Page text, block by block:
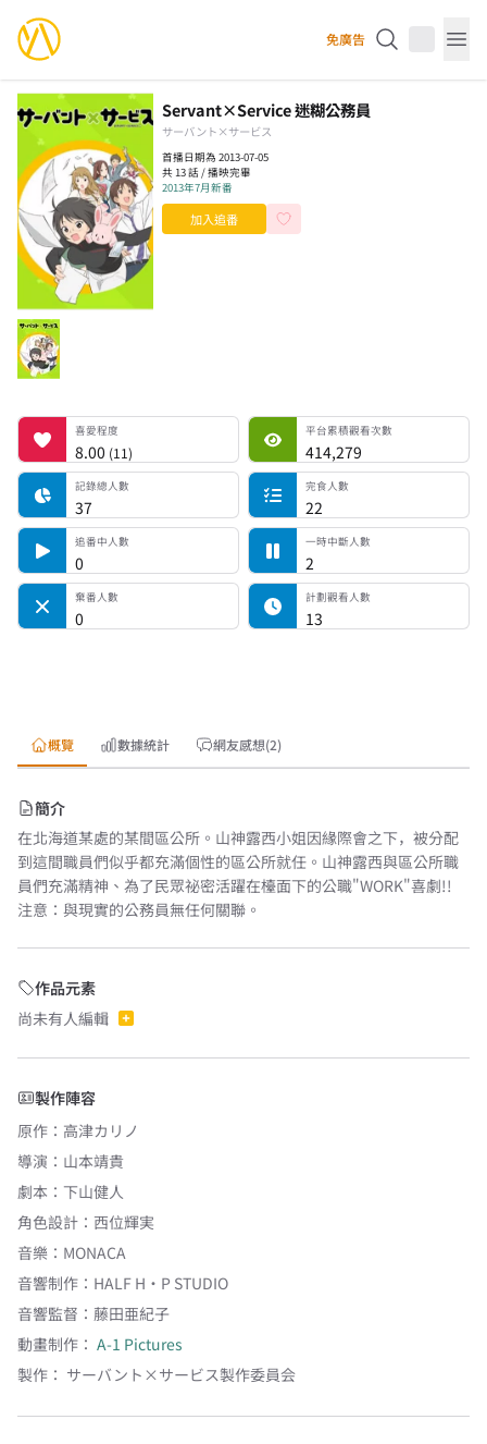
YourAnimes 你的動畫 免廣告
Servant×Service 迷糊公務員
サーバント×サービス
首播日期為 2013-07-05
共 13 話 / 播映完畢
2013年7月新番
加入追番
喜愛程度喜愛程度
8.00 (11)
平台累積觀看次數 平台累積觀看次數
414,279
記錄總人數
記錄總人數
37
完食人數
完食人數
22
追番中人數
追番中人數
0
一時中斷人數
一時中斷人數
2
棄番人數
棄番人數
0
計劃觀看人數
計劃觀看人數
13
概覽 數據統計 網友感想(2)
簡介
在北海道某處的某間區公所。山神露西小姐因緣際會之下，被分配
到這間職員們似乎都充滿個性的區公所就任。山神露西與區公所職
員們充滿精神、為了民眾祕密活躍在檯面下的公職"WORK"喜劇!!
注意：與現實的公務員無任何關聯。
作品元素
尚未有人編輯
製作陣容
原作 ： 高津カリノ
導演 ： 山本靖貴
劇本 ： 下山健人
角色設計 ： 西位輝実
音樂 ： MONACA
音響制作 ： HALF H・P STUDIO
音響監督 ： 藤田亜紀子
動畫制作： A-1 Pictures
製作： サーバント×サービス製作委員会